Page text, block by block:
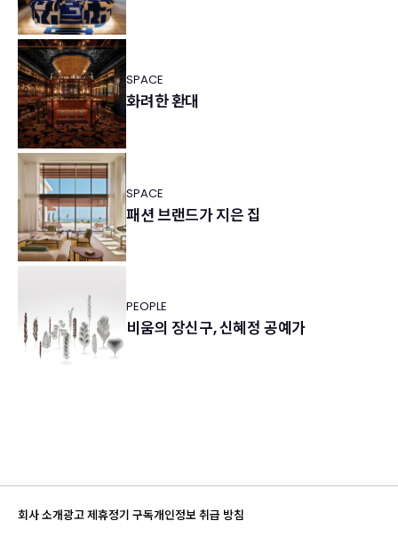
SPACE
화려한 환대
SPACE
패션 브랜드가 지은 집
PEOPLE
비움의 장신구, 신혜정 공예가
회사 소개광고 제휴정기 구독개인정보 취급 방침